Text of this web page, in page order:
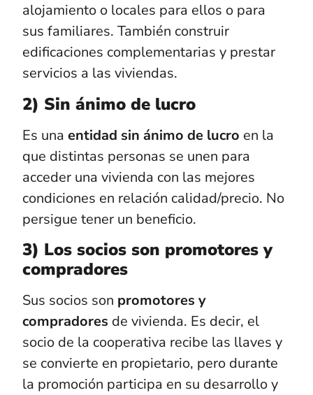
alojamiento o locales para ellos o para
sus familiares. También construir
edificaciones complementarias y prestar
servicios a las viviendas.
2) Sin ánimo de lucro
Es unaentidad sin ánimo de lucro en la
que distintas personas se unen para
acceder una vivienda con las mejores
condiciones en relación calidad/precio. No
persigue tener un beneficio.
3) Los socios son promotores y
compradores
Sus socios son promotores y
compradores de vivienda. Es decir, el
socio de la cooperativa recibe las llaves y
se convierte en propietario, pero durante
la promoción participa en su desarrollo y